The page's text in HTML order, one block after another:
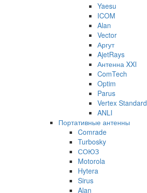
Yaesu
ICOM
Alan
Vector
Аргут
AjetRays
Антенна XXI
ComTech
Optim
Parus
Vertex Standard
ANLI
Портативные антенны
Comrade
Turbosky
СОЮЗ
Motorola
Hytera
Sirus
Alan